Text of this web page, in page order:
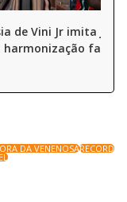
de Vini Jr imita
facial
DA VENENOSARECORD